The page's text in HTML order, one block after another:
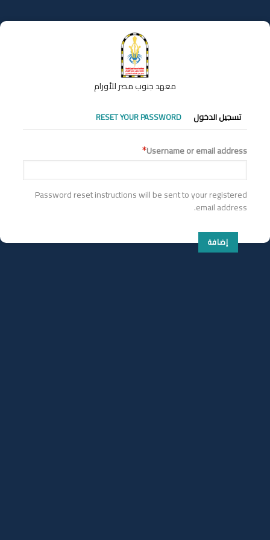
إلى
المحتوى
معهد جنوب مصر للأورام
التبويبات
الأساسية
تسجيل الدخول RESET YOUR PASSWORD
Username or email address
Password reset instructions will be sent to your registered
email address.